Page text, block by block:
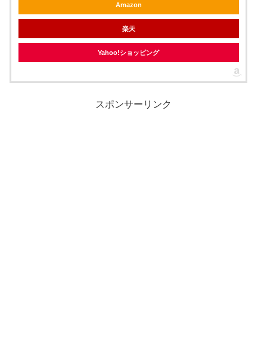
Amazon
楽天
Yahoo!ショッピング
スポンサーリンク